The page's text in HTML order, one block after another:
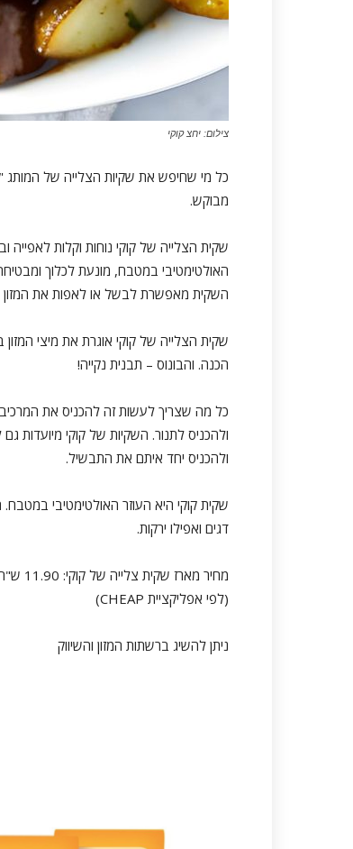
צילום: יחצ קוקי
כל מי שחיפש את שקיות הצלייה של המותג
מבוקש.
שקית הצלייה של קוקי נוחות וקלות לאפייה
האולטימטיבי במטבח, מונעת לכלוך
השקית מאפשרת לבשל או לאפות את המזון
שקית הצלייה של קוקי אוגרת את מיצי
הכנה. והבונוס – תבנית נקייה!
כל מה שצריך לעשות זה להכניס את
ולהכניס לתנור. השקיות של קוקי מיועדות
ולהכניס יחד איתם את התבשיל.
שקית קוקי היא העוזר האולטימטיבי
דגים ואפילו ירקות.
מחיר מארז שקית צלייה של קוקי: 11.90 ש"ח- 18.90 ₪
(לפי אפליקציית CHEAP)
ניתן להשיג ברשתות המזון והשיווק